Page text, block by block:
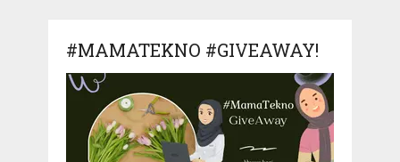
#MAMATEKNO #GIVEAWAY!